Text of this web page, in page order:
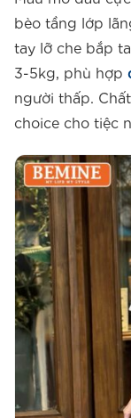
bèo tầng lớp
tay lỡ che bắp
3-5kg, phù hợp
người thấp.
choice cho tiệc